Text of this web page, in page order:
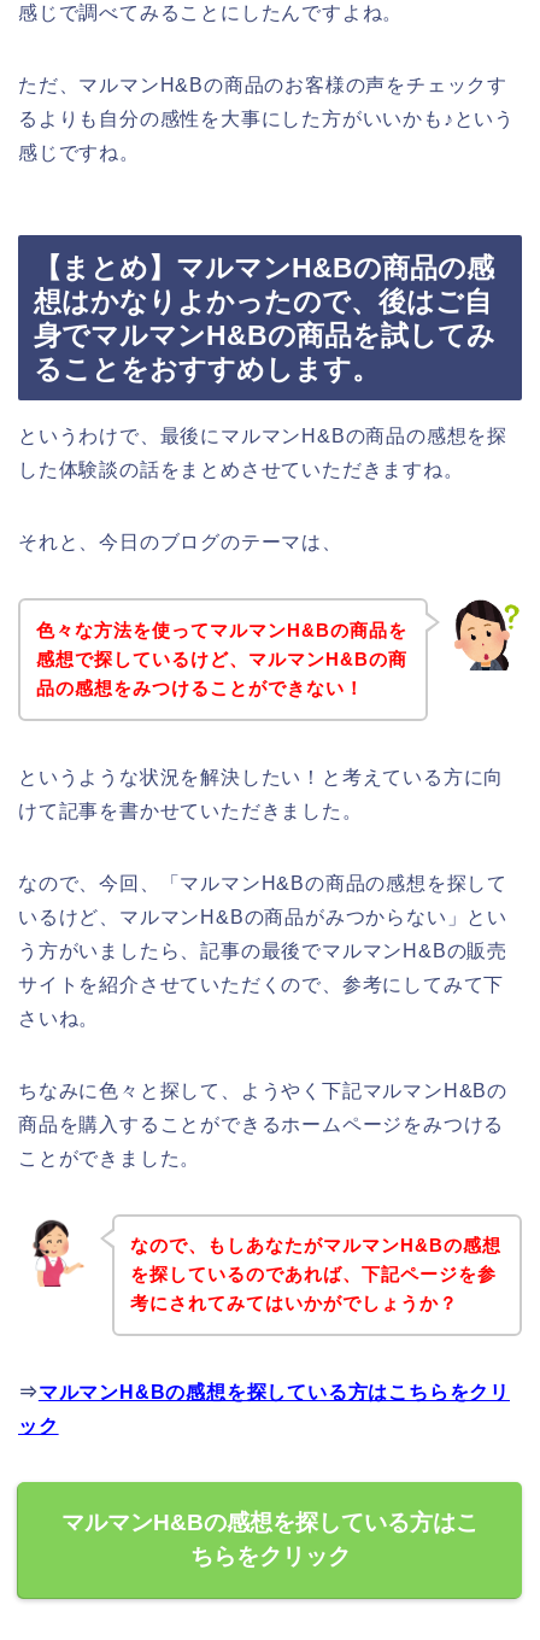
感じで調べてみることにしたんですよね。
ただ、マルマンH&Bの商品のお客様の声をチェックす
るよりも自分の感性を大事にした方がいいかも♪という
感じですね。
【まとめ】マルマンH&Bの商品の感
想はかなりよかったので、後はご自
身でマルマンH&Bの商品を試してみ
ることをおすすめします。
というわけで、最後にマルマンH&Bの商品の感想を探
した体験談の話をまとめさせていただきますね。
それと、今日のブログのテーマは、
色々な方法を使ってマルマンH&Bの商品を
感想で探しているけど、マルマンH&Bの商
品の感想をみつけることができない！
というような状況を解決したい！と考えている方に向
けて記事を書かせていただきました。
なので、今回、「マルマンH&Bの商品の感想を探して
いるけど、マルマンH&Bの商品がみつからない」とい
う方がいましたら、記事の最後でマルマンH&Bの販売
サイトを紹介させていただくので、参考にしてみて下
さいね。
ちなみに色々と探して、ようやく下記マルマンH&Bの
商品を購入することができるホームページをみつける
ことができました。
なので、もしあなたがマルマンH&Bの感想
を探しているのであれば、下記ページを参
考にされてみてはいかがでしょうか？
⇒マルマンH&Bの感想を探している方はこちらをクリ
ック
マルマンH&Bの感想を探している方はこ
ちらをクリック